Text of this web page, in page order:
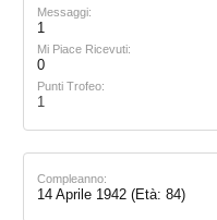
Messaggi:
1
Mi Piace Ricevuti:
0
Punti Trofeo:
1
Compleanno:
14 Aprile 1942 (Età: 84)